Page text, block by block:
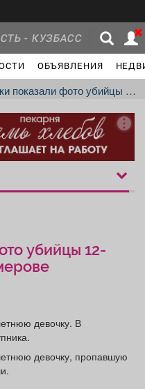
- КУЗБАСС
ОБЪЯВЛЕНИЯ
Новости
Услуги
Компании
Проекты
фото убийцы 12-летней девочки в Кемерове
убийцы 12-
девочку. В
девочку, пропавшую